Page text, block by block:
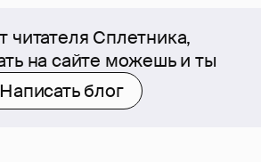
читателя Сплетника,
на сайте можешь и ты
Написать блог